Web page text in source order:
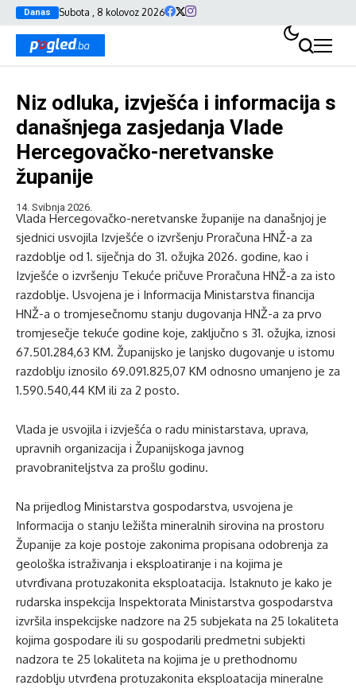
Danas Subota , 8 kolovoz 2026
Niz odluka, izvješća i informacija s
današnjega zasjedanja Vlade
Hercegovačko-neretvanske
županije
14. Svibnja 2026.
Vlada Hercegovačko-neretvanske županije na današnjoj je
sjednici usvojila Izvješće o izvršenju Proračuna HNŽ-a za
razdoblje od 1. siječnja do 31. ožujka 2026. godine, kao i
Izvješće o izvršenju Tekuće pričuve Proračuna HNŽ-a za isto
razdoblje. Usvojena je i Informacija Ministarstva financija
HNŽ-a o tromjesečnomu stanju dugovanja HNŽ-a za prvo
tromjesečje tekuće godine koje, zaključno s 31. ožujka, iznosi
67.501.284,63 KM. Županijsko je lanjsko dugovanje u istomu
razdoblju iznosilo 69.091.825,07 KM odnosno umanjeno je za
1.590.540,44 KM ili za 2 posto.
Vlada je usvojila i izvješća o radu ministarstava, uprava,
upravnih organizacija i Županijskoga javnog
pravobraniteljstva za prošlu godinu.
Na prijedlog Ministarstva gospodarstva, usvojena je
Informacija o stanju ležišta mineralnih sirovina na prostoru
Županije za koje postoje zakonima propisana odobrenja za
geološka istraživanja i eksploatiranje i na kojima je
utvrđivana protuzakonita eksploatacija. Istaknuto je kako je
rudarska inspekcija Inspektorata Ministarstva gospodarstva
izvršila inspekcijske nadzore na 25 subjekata na 25 lokaliteta
kojima gospodare ili su gospodarili predmetni subjekti
nadzora te 25 lokaliteta na kojima je u prethodnomu
razdoblju utvrđena protuzakonita eksploatacija mineralne